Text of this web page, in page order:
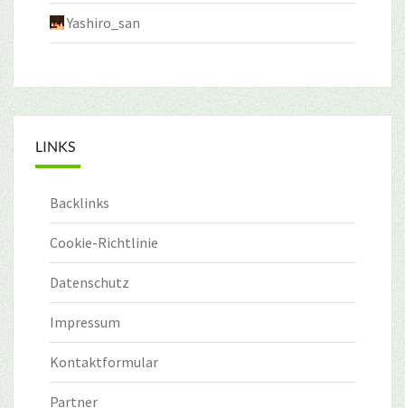
Yashiro_san
LINKS
Backlinks
Cookie-Richtlinie
Datenschutz
Impressum
Kontaktformular
Partner